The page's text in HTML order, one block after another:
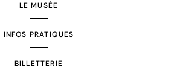
LE MUSÉE
INFOS PRATIQUES
BILLETTERIE